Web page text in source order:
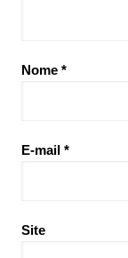
Nome *
E-mail *
Site